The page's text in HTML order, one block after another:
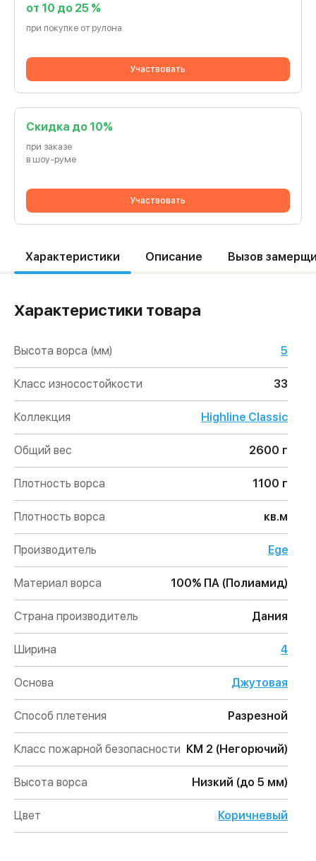
от 10 до 25 %
при покупке от рулона
Участвовать
Cкидка до 10%
при заказе
в шоу-руме
Участвовать
Характеристики Описание Вызов
Характеристики товара
Высота ворса (мм) 5
Класс износостойкости 33
Коллекция Highline Classic
Общий вес 2600 г
Плотность ворса 1100 г
Плотность ворса кв.м
Производитель Ege
Материал ворса 100% ПА (Полиамид)
Страна производитель Дания
Ширина 4
Основа Джутовая
Способ плетения Разрезной
Класс пожарной безопасности КМ 2 (Негорючий)
Высота ворса Низкий (до 5 мм)
Цвет Коричневый